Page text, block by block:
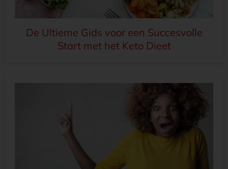
De Ultieme Gids voor een Succesvolle
Start met het Keto Dieet